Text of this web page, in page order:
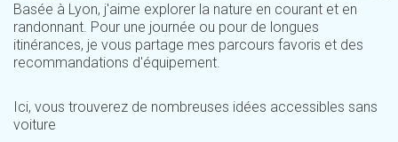
Basée à Lyon, j'aime explorer la nature en courant et en
randonnant. Pour une journée ou pour de longues
itinérances, je vous partage mes parcours favoris et des
recommandations d'équipement.
Ici, vous trouverez de nombreuses idées accessibles sans
voiture